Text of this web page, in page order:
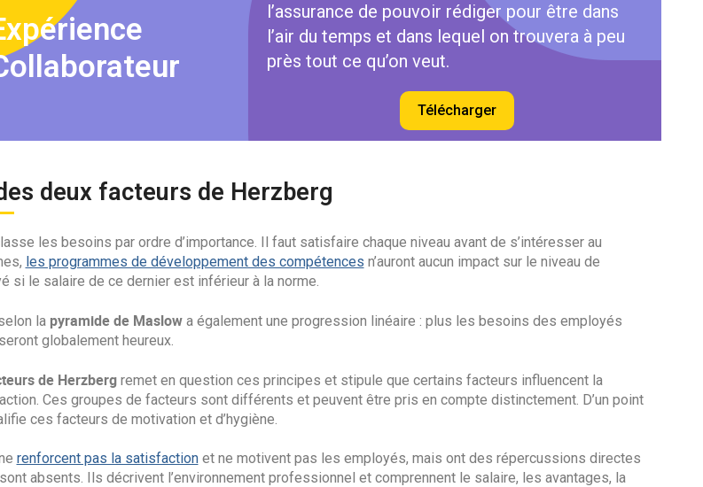
l’assurance de pouvoir rédiger pour être dans
l’air du temps et dans lequel on trouvera à peu
près tout ce qu’on veut.
Télécharger
deux facteurs de Herzberg
les besoins par ordre d’importance. Il faut satisfaire chaque niveau avant de s’intéresser au
les programmes de développement des compétences n’auront aucun impact sur le niveau de
si le salaire de ce dernier est inférieur à la norme.
la pyramide de Maslowa également une progression linéaire : plus les besoins des employés
globalement heureux.
de Herzbergremet en question ces principes et stipule que certains facteurs influencent la
Ces groupes de facteurs sont différents et peuvent être pris en compte distinctement. D’un point
ces facteurs de motivation et d’hygiène.
renforcent pas la satisfactionet ne motivent pas les employés, mais ont des répercussions directes
absents. Ils décrivent l’environnement professionnel et comprennent le salaire, les avantages, la